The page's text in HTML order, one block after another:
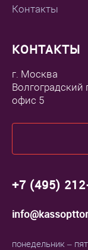
Контакты
КОНТАКТЫ
г. Москва
Волгоградский
офис 5
+7 (495)
понедельник –